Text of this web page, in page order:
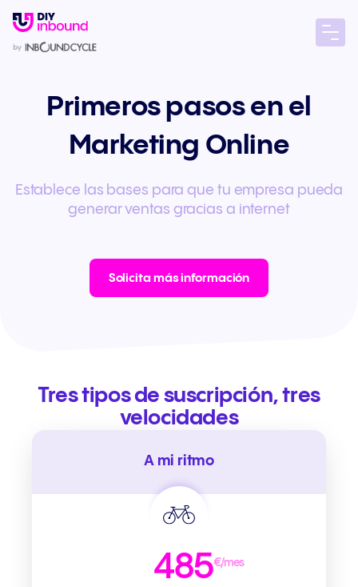
Primeros pasos en el
Marketing Online
Establece las bases para que tu empresa pueda
generar ventas gracias a internet
Solicita más información
Tres tipos de suscripción, tres
velocidades
A mi ritmo
485€/mes